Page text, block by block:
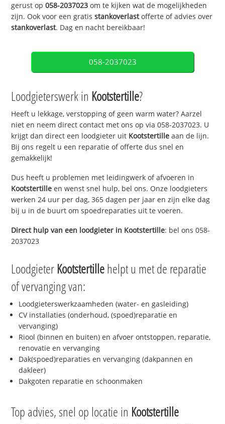
gerust op058-2037023 om te kijken wat de mogelijkheden
zijn. Ook voor een gratisstankoverlastofferte of advies over
stankoverlast. Dag en nacht bereikbaar!
058-2037023
Loodgieterswerk in Kootstertille?
Heeft u lekkage, verstopping of geen warm water? Aarzel
niet en neem direct contact met ons op via 058-2037023. U
krijgt dan direct een loodgieter uit Kootstertille aan de lijn.
Bij ons regelt u een reparatie of offerte dus snel en
gemakkelijk!
Dus heeft u problemen met leidingwerk of afvoeren in
Kootstertille en wenst snel hulp, bel ons. Onze loodgieters
werken 24 uur per dag, 365 dagen per jaar en zijn elke dag
bij u in de buurt om spoedreparaties uit te voeren.
Direct hulp van een loodgieter in Kootstertille: bel ons 058-
2037023
Loodgieter Kootstertillehelpt u met de reparatie
of vervanging van:
Loodgieterswerkzaamheden (water- en gasleiding)
CV installaties (onderhoud, (spoed)reparatie en
vervanging)
Riool (binnen en buiten) en afvoer ontstoppen, reparatie,
renovatie en vervanging
Dak(spoed)reparaties en vervanging (dakpannen en
dakleer)
Dakgoten reparatie en schoonmaken
Top advies, snel op locatie in Kootstertille